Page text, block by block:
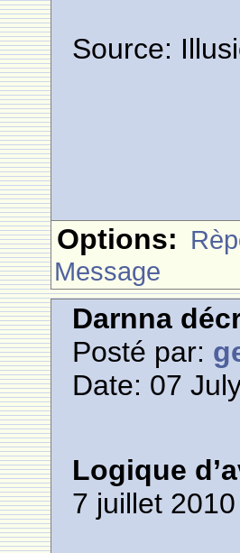
Source:
Options:
Message
Darnna
Posté par:
Date: 07
Logique
7 juillet 2010